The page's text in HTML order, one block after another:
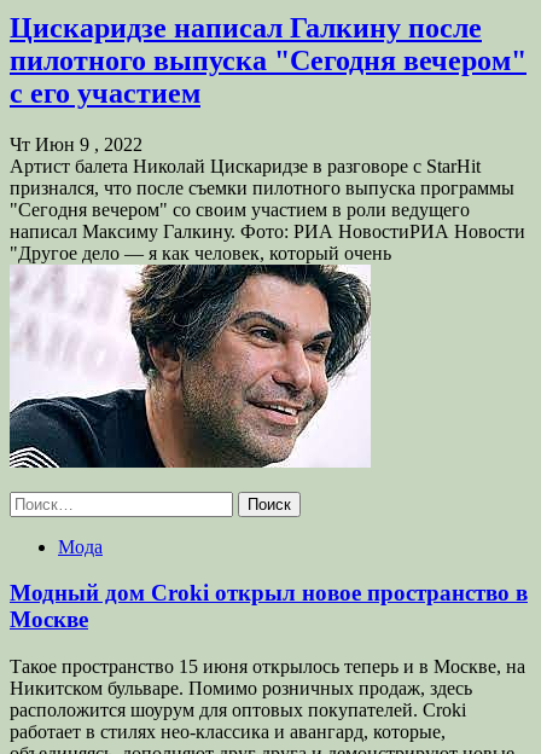
Цискаридзе написал Галкину после
пилотного выпуска "Сегодня вечером"
с его участием
Чт Июн 9 , 2022
Артист балета Николай Цискаридзе в разговоре с StarHit
признался, что после съемки пилотного выпуска программы
"Сегодня вечером" со своим участием в роли ведущего
написал Максиму Галкину. Фото: РИА НовостиРИА Новости
"Другое дело — я как человек, который очень
Найти:
Мода
Модный дом Croki открыл новое пространство в
Москве
Такое пространство 15 июня открылось теперь и в Москве, на
Никитском бульваре. Помимо розничных продаж, здесь
расположится шоурум для оптовых покупателей. Croki
работает в стилях нео-классика и авангард, которые,